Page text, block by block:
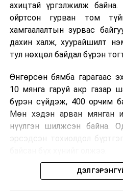
ахицтай үргэлжилж
ойртсон гурван том
хамгаалалтын зурвас
дахин халж, хуурайшилт
тул нөхцөл байдал бүрэн
Өнгөрсөн бямба гарагаас
10 мянга гаруй акр газар
бүрэн сүйдэж, 400 орчим
Мөн хэдэн арван мянган
нүүлгэн шилжсэн байна.
эрсэдсэн тохиолдол
Албаныхны мэдээлснээр